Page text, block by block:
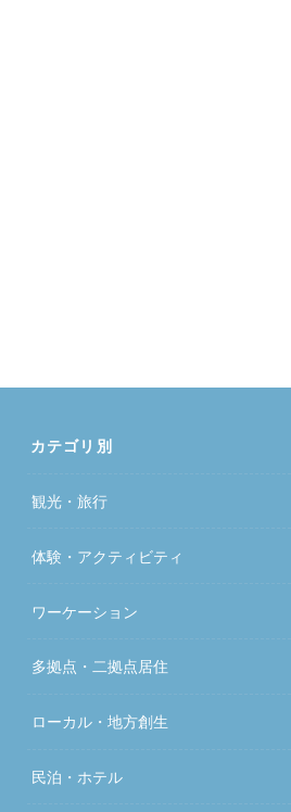
カテゴリ別
観光・旅行
体験・アクティビティ
ワーケーション
多拠点・二拠点居住
ローカル・地方創生
民泊・ホテル